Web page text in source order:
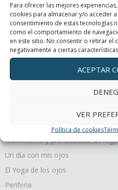
Para ofrecer las mejores
cookies para almacenar y/o acceder
consentimiento de estas tecnologías
como el comportamiento de
en este sitio. No consentir o retirar el
negativamente a ciertas
ACEPTAR
VER
Política de cookies
El Yoga de los ojos
Periferia
¿Cómo curan los colores?
Terapias oculares
Movimiento y profundidad, un
Un día con mis ojos
El Yoga de los ojos
Periferia